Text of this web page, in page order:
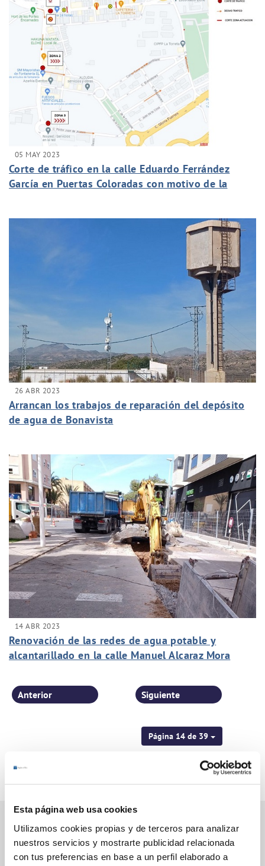
Esta página web usa cookies
Utilizamos cookies propias y de terceros para analizar
nuestros servicios y mostrarte publicidad relacionada
con tus preferencias en base a un perfil elaborado a
05 MAY 2023
Corte de tráfico en la calle Eduardo Ferrández
García en Puertas Coloradas con motivo de la
26 ABR 2023
Arrancan los trabajos de reparación del depósito
de agua de Bonavista
14 ABR 2023
Renovación de las redes de agua potable y
alcantarillado en la calle Manuel Alcaraz Mora
Página 14 de 39
Anterior Siguiente
Gestiones Online